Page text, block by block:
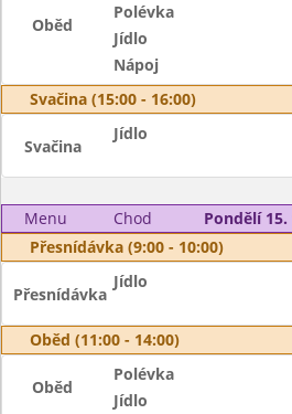
Oběd
Polévka
Jídlo
Nápoj
Svačina (15:00 - 16:00)
Svačina
Jídlo
Menu Chod
Pondělí 15.
Přesnídávka (9:00 - 10:00)
Přesnídávka
Jídlo
Oběd (11:00 - 14:00)
Oběd
Polévka
Jídlo